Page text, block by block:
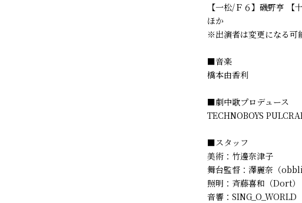
【一松/Ｆ６】磯野亨 【
ほか
※出演者は変更になる可
■音楽
橋本由香利
■劇中歌プロデュース
TECHNOBOYS
■スタッフ
美術：竹邊奈津子
舞台監督：澤麗奈（
照明：斉藤喜和（Dort）
音響：SING_O_WORLD